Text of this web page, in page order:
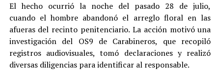
El hecho ocurrió la noche del pasado 28 de julio,
cuando el hombre abandonó el arreglo floral en las
afueras del recinto penitenciario. La acción motivó una
investigación del OS9 de Carabineros, que recopiló
registros audiovisuales, tomó declaraciones y realizó
diversas diligencias para identificar al responsable.